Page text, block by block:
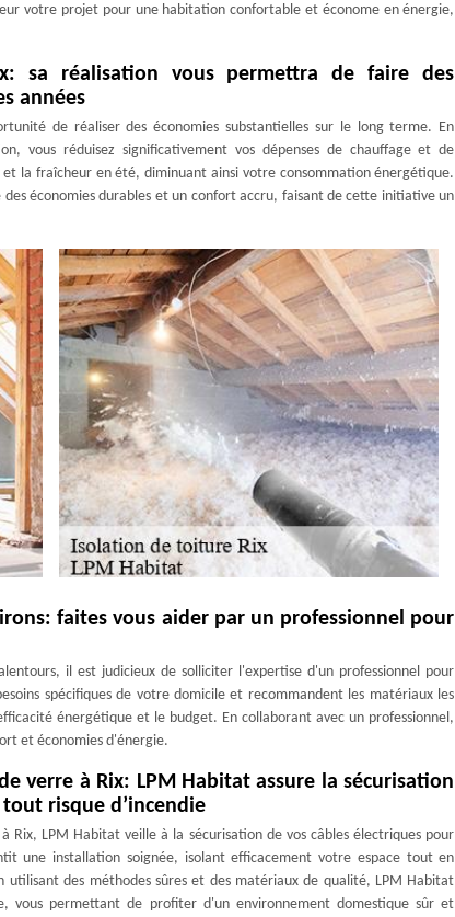
votre projet pour une habitation confortable et économe en énergie,
sa réalisation vous permettra de faire des
années
de réaliser des économies substantielles sur le long terme. En
vous réduisez significativement vos dépenses de chauffage et de
la fraîcheur en été, diminuant ainsi votre consommation énergétique.
des économies durables et un confort accru, faisant de cette initiative un
faites vous aider par un professionnel pour
il est judicieux de solliciter l'expertise d'un professionnel pour
spécifiques de votre domicile et recommandent les matériaux les
énergétique et le budget. En collaborant avec un professionnel,
et économies d'énergie.
verre à Rix: LPM Habitat assure la sécurisation
risque d’incendie
Rix, LPM Habitat veille à la sécurisation de vos câbles électriques pour
une installation soignée, isolant efficacement votre espace tout en
des méthodes sûres et des matériaux de qualité, LPM Habitat
vous permettant de profiter d'un environnement domestique sûr et